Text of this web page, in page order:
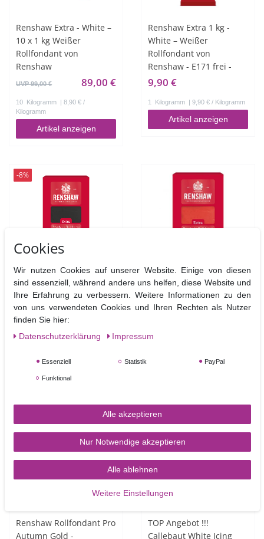
Renshaw Extra - White –
10 x 1 kg Weißer
Rollfondant von
Renshaw
UVP 99,00 € 89,00 €
10 Kilogramm
| 8,90 € /
Kilogramm
Artikel anzeigen
Renshaw Extra 1 kg -
White – Weißer
Rollfondant von
Renshaw - E171 frei -
9,90 €
1 Kilogramm | 9,90 € / Kilogramm
Artikel anzeigen
-8%
Renshaw Rollfondant
Extra Black - Schwarz 1kg
Artikel anzeigen
Renshaw Rollfondant
Extra Red - Rot 1kg
Renshaw Rollfondant Pro
Autumn Gold -
TOP-ARTIKEL
TOP Angebot !!!
Callebaut White Icing
Cookies
Wir nutzen Cookies auf unserer Website. Einige von diesen
sind essenziell, während andere uns helfen, diese Website und
Ihre Erfahrung zu verbessern. Weitere Informationen zu den
von uns verwendeten Cookies und Ihren Rechten als Nutzer
finden Sie hier:
Daten­schutz­erklärung
Impressum
Essenziell Statistik PayPal
Funktional
Alle akzeptieren
Nur Notwendige akzeptieren
Alle ablehnen
Weitere Einstellungen